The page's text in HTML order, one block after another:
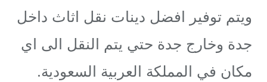
ويتم توفير افضل دينات نقل اثاث داخل
جدة وخارج جدة حتي يتم النقل الى اي
مكان في المملكة العربية السعودية.